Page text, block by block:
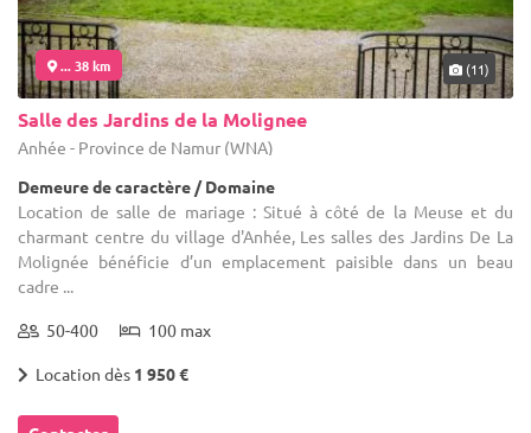
... 38 km (11)
Salle des Jardins de la Molignee
Anhée - Province de Namur (WNA)
Demeure de caractère / Domaine
Location de salle de mariage : Situé à côté de la Meuse et du
charmant centre du village d'Anhée, Les salles des Jardins De La
Molignée bénéficie d’un emplacement paisible dans un beau
cadre ...
50-400 100 max
Location dès 1 950 €